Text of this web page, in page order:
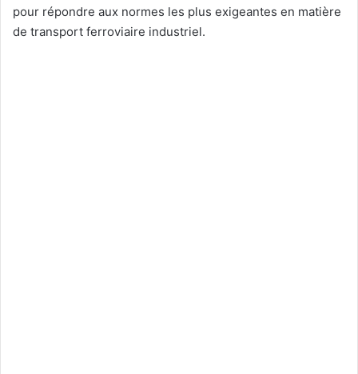
pour répondre aux normes les plus exigeantes en matière
de transport ferroviaire industriel.